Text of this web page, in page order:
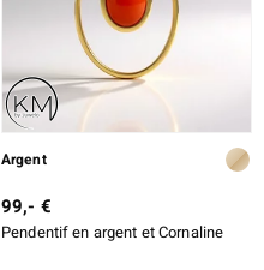
Argent
99,- €
Pendentif en argent et Cornaline